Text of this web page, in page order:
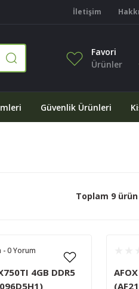
İletişim
Favori
Ürünler
Güvenlik Ürünleri
Toplam 9 ürün
- 0 Yorum
4GB DDR5